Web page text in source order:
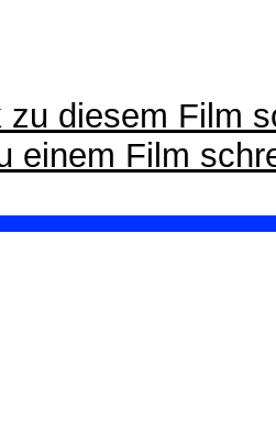
zu diesem Film
einem Film